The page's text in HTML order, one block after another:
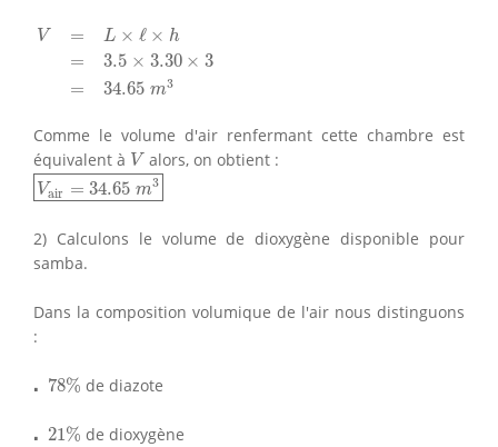
V = L × ℓ × h
= 3.5 × 3.30 × 3
=
34.65 m3
V= h= 3.5 3.30
Comme le volume d'air renfermant cette chambre est
équivalent à V
V alors, on obtient :
Vair = 34.65 m3
Vair=34.65m3
2) Calculons le volume de dioxygène disponible pour
samba.
Dans la composition volumique de l'air nous distinguons
:
⋅ 78%
78% de diazote
⋅ 21%
21% de dioxygène